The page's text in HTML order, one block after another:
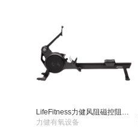
LifeFitness力健风阻磁控阻划船器
力健有氧设备